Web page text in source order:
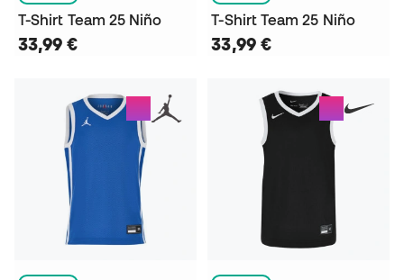
T-Shirt Team 25 Niño
33,99 €
T-Shirt Team 25 Niño
33,99 €